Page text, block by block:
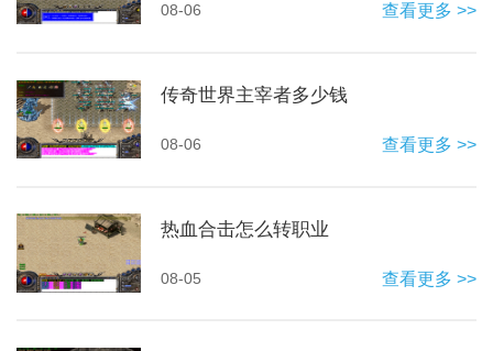
08-06 查看更多 >>
传奇世界主宰者多少钱
08-06 查看更多 >>
热血合击怎么转职业
08-05 查看更多 >>